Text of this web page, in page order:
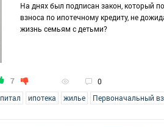
На днях был подписан закон, который
взноса по ипотечному кредиту, не
жизнь семьям с детьми?
7 0
ипотека жилье Первоначальный